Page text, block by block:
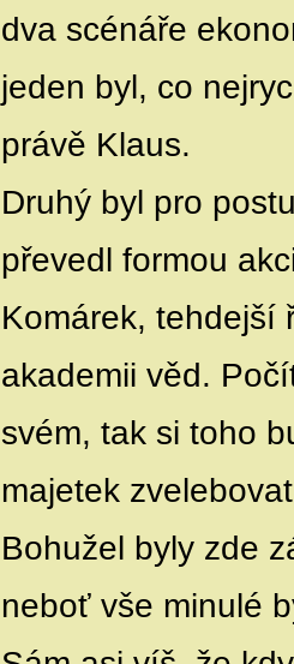
dva scénáře
jeden byl, co
právě Klaus.
Druhý byl pro
převedl formou
Komárek, tehdejší
akademii věd.
svém, tak si toho
majetek
Bohužel byly zde
neboť vše minulé